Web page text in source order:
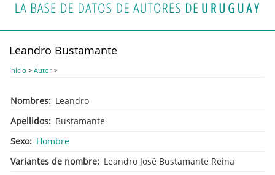
Leandro Bustamante
Inicio > Autor>
Nombres
Leandro
Apellidos
Bustamante
Sexo
Hombre
Variantes de nombre
Leandro José Bustamante Reina